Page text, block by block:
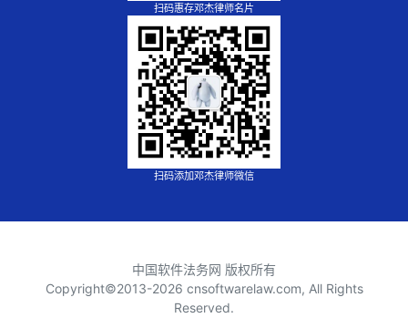
扫码惠存邓杰律师名片
扫码添加邓杰律师微信
中国软件法务网 版权所有
Copyright©2013-2026 cnsoftwarelaw.com, All Rights
Reserved.